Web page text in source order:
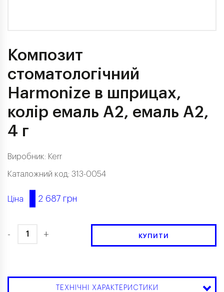
Композит
стоматологічний
Harmonize в шприцах,
колір емаль А2, емаль А2,
4 г
Виробник: Kerr
Каталожний код: 313-0054
Ціна 2 687 грн
- + КУПИТИ
ТЕХНІЧНІ ХАРАКТЕРИСТИКИ